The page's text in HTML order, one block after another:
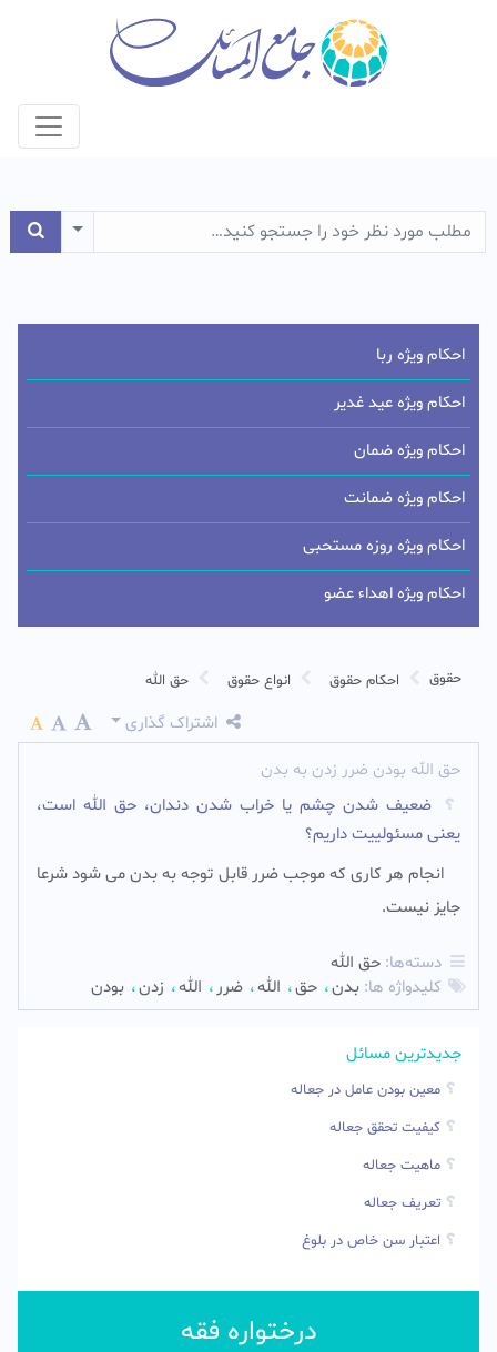
حقوق احکام حقوق انواع حقوق حق الله
اشتراک گذاری
حق الله بودن ضرر زدن به بدن
ضعیف شدن چشم یا خراب شدن دندان، حق الله است،
یعنی مسئولییت داریم؟
انجام هر کاری که موجب ضرر قابل توجه به بدن می شود شرعا
جایز نیست.‌
دسته‌ها: حق الله
کلیدواژه ها: بدن حق الله ضرر الله زدن بودن
جدیدترین مسائل
معین بودن عامل در جعاله
کیفیت تحقق جعاله
ماهیت جعاله
تعریف جعاله
اعتبار سن خاص در بلوغ
درختواره فقه
احکام ویژه ربا
احکام ویژه عید غدیر
احکام ویژه ضمان
احکام ویژه ضمانت
احکام ویژه روزه مستحبی
احکام ویژه اهداء عضو